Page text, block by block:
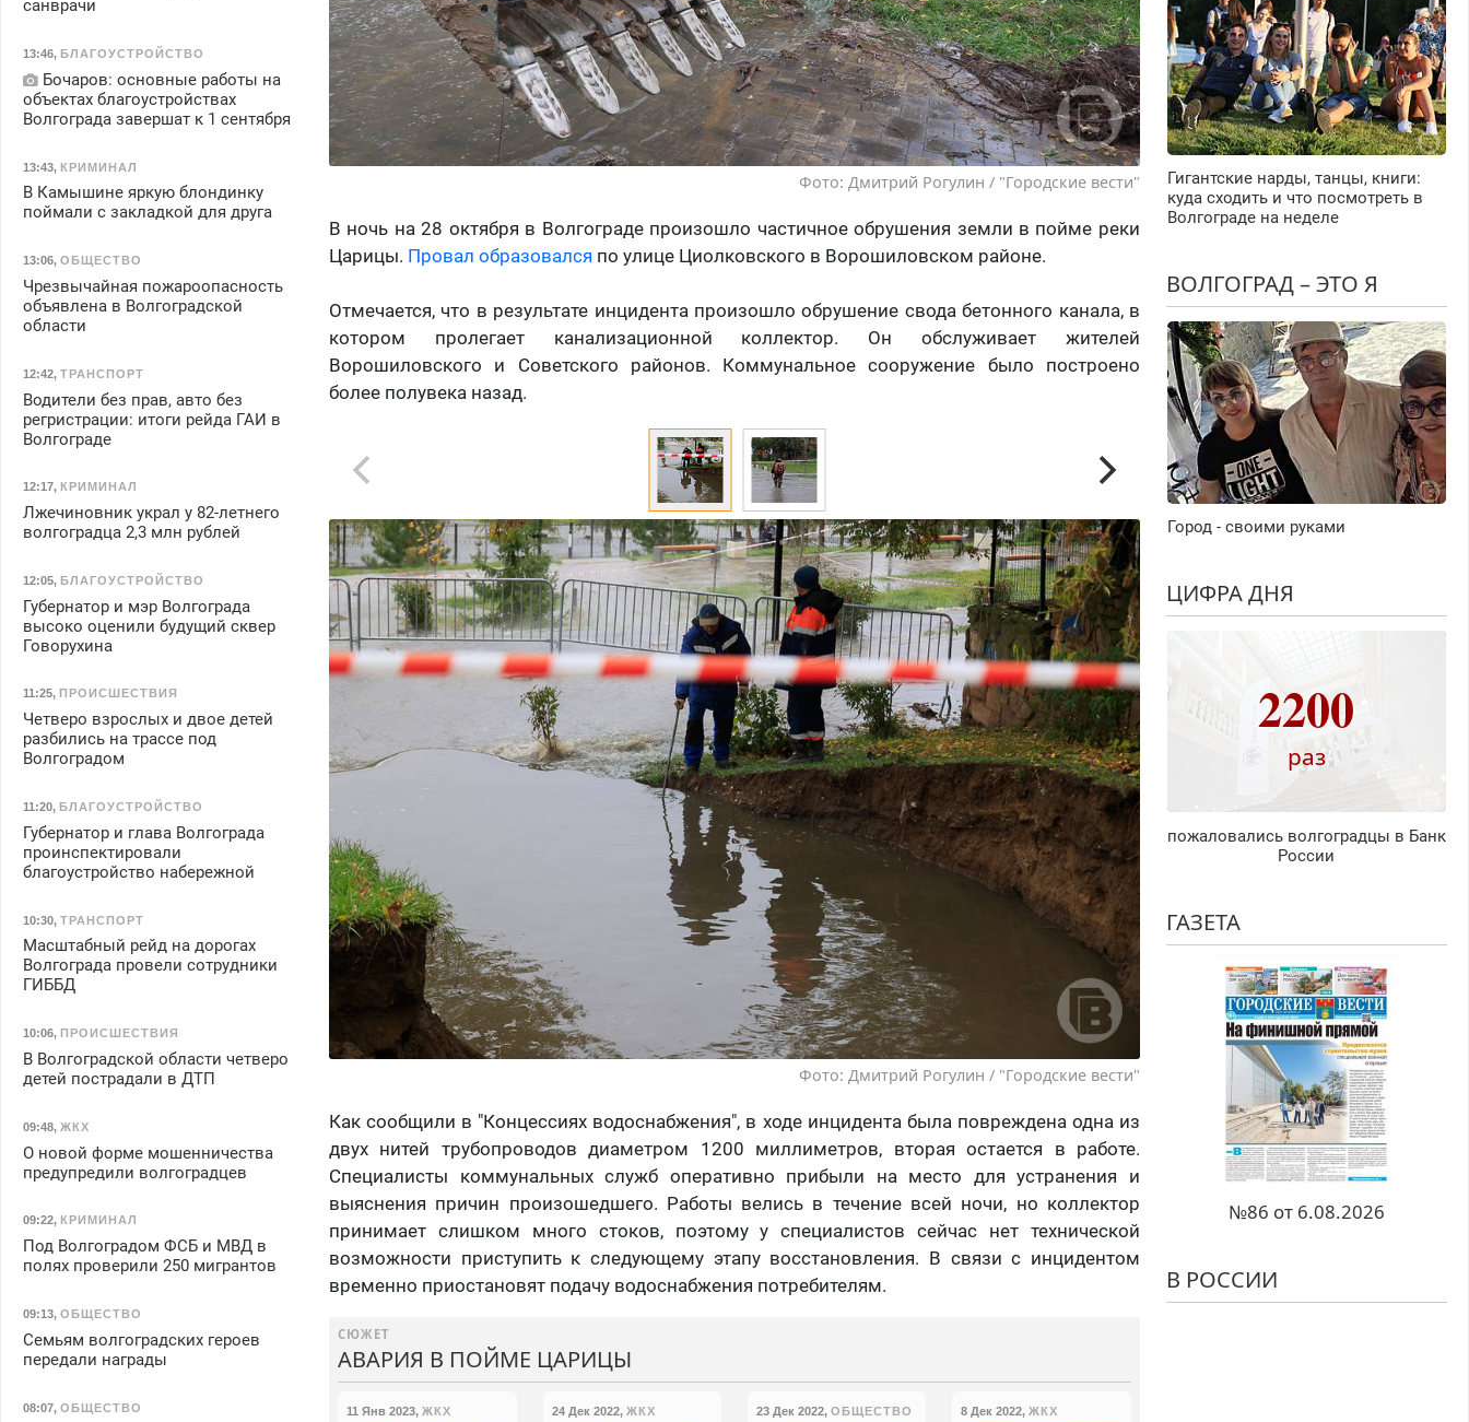
Фото: Дмитрий Рогулин / "Городские вести"
В ночь на 28 октября в Волгограде произошло частичное обрушения земли в пойме реки
Царицы. Провал образовался по улице Циолковского в Ворошиловском районе.
Отмечается, что в результате инцидента произошло обрушение свода бетонного канала, в
котором пролегает канализационной коллектор. Он обслуживает жителей
Ворошиловского и Советского районов. Коммунальное сооружение было построено
более полувека назад.
Фото: Дмитрий Рогулин / "Городские вести"
Как сообщили в "Концессиях водоснабжения", в ходе инцидента была повреждена одна из
двух нитей трубопроводов диаметром 1200 миллиметров, вторая остается в работе.
Специалисты коммунальных служб оперативно прибыли на место для устранения и
выяснения причин произошедшего. Работы велись в течение всей ночи, но коллектор
принимает слишком много стоков, поэтому у специалистов сейчас нет технической
возможности приступить к следующему этапу восстановления. В связи с инцидентом
временно приостановят подачу водоснабжения потребителям.
СЮЖЕТ
АВАРИЯ В ПОЙМЕ ЦАРИЦЫ
11 Янв 2023,ЖКХ 24 Дек 2022, ЖКХ 23 Дек 2022, ОБЩЕСТВО 8 Дек 2022,ЖКХ
санврачи
13:46, БЛАГОУСТРОЙСТВО
Бочаров: основные работы на
объектах благоустройствах
Волгограда завершат к 1 сентября
13:43, КРИМИНАЛ
В Камышине яркую блондинку
поймали с закладкой для друга
13:06, ОБЩЕСТВО
Чрезвычайная пожароопасность
объявлена в Волгоградской
области
12:42, ТРАНСПОРТ
Водители без прав, авто без
регристрации: итоги рейда ГАИ в
Волгограде
12:17, КРИМИНАЛ
Лжечиновник украл у 82-летнего
волгоградца 2,3 млн рублей
12:05, БЛАГОУСТРОЙСТВО
Губернатор и мэр Волгограда
высоко оценили будущий сквер
Говорухина
11:25, ПРОИСШЕСТВИЯ
Четверо взрослых и двое детей
разбились на трассе под
Волгоградом
11:20, БЛАГОУСТРОЙСТВО
Губернатор и глава Волгограда
проинспектировали
благоустройство набережной
10:30, ТРАНСПОРТ
Масштабный рейд на дорогах
Волгограда провели сотрудники
ГИББД
10:06, ПРОИСШЕСТВИЯ
В Волгоградской области четверо
детей пострадали в ДТП
09:48, ЖКХ
О новой форме мошенничества
предупредили волгоградцев
09:22, КРИМИНАЛ
Под Волгоградом ФСБ и МВД в
полях проверили 250 мигрантов
09:13, ОБЩЕСТВО
Семьям волгоградских героев
передали награды
08:07, ОБЩЕСТВО
Гигантские нарды, танцы, книги:
куда сходить и что посмотреть в
Волгограде на неделе
ВОЛГОГРАД – ЭТО Я
Город - своими руками
ЦИФРА ДНЯ
2200
раз
пожаловались волгоградцы в Банк
России
ГАЗЕТА
№86 от 6.08.2026
В РОССИИ